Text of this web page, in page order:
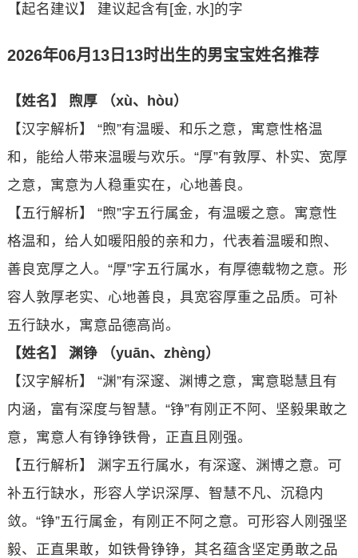
【起名建议】 建议起含有[金, 水]的字
2026年06月13日13时出生的男宝宝姓名推荐
【姓名】 煦厚 （xù、hòu）
【汉字解析】 “煦”有温暖、和乐之意，寓意性格温
和，能给人带来温暖与欢乐。“厚”有敦厚、朴实、宽厚
之意，寓意为人稳重实在，心地善良。
【五行解析】 “煦”字五行属金，有温暖之意。寓意性
格温和，给人如暖阳般的亲和力，代表着温暖和煦、
善良宽厚之人。“厚”字五行属水，有厚德载物之意。形
容人敦厚老实、心地善良，具宽容厚重之品质。可补
五行缺水，寓意品德高尚。
【姓名】 渊铮 （yuān、zhèng）
【汉字解析】 “渊”有深邃、渊博之意，寓意聪慧且有
内涵，富有深度与智慧。“铮”有刚正不阿、坚毅果敢之
意，寓意人有铮铮铁骨，正直且刚强。
【五行解析】 渊字五行属水，有深邃、渊博之意。可
补五行缺水，形容人学识深厚、智慧不凡、沉稳内
敛。“铮”五行属金，有刚正不阿之意。可形容人刚强坚
毅、正直果敢，如铁骨铮铮，其名蕴含坚定勇敢之品